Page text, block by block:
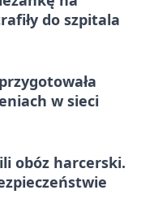
do szpitala
w sieci
obóz harcerski.